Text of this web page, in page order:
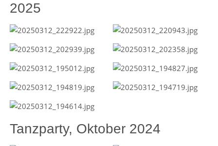
2025
Tanzparty, Oktober 2024